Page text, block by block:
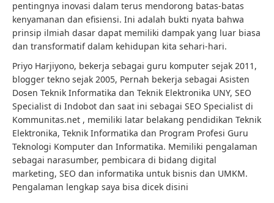
pentingnya inovasi dalam terus mendorong batas-batas
kenyamanan dan efisiensi. Ini adalah bukti nyata bahwa
prinsip ilmiah dasar dapat memiliki dampak yang luar biasa
dan transformatif dalam kehidupan kita sehari-hari.
Priyo Harjiyono, bekerja sebagai guru komputer sejak 2011,
blogger tekno sejak 2005, Pernah bekerja sebagai Asisten
Dosen Teknik Informatika dan Teknik Elektronika UNY, SEO
Specialist di Indobot dan saat ini sebagai SEO Specialist di
Kommunitas.net , memiliki latar belakang pendidikan Teknik
Elektronika, Teknik Informatika dan Program Profesi Guru
Teknologi Komputer dan Informatika. Memiliki pengalaman
sebagai narasumber, pembicara di bidang digital
marketing, SEO dan informatika untuk bisnis dan UMKM.
Pengalaman lengkap saya bisa dicek disini